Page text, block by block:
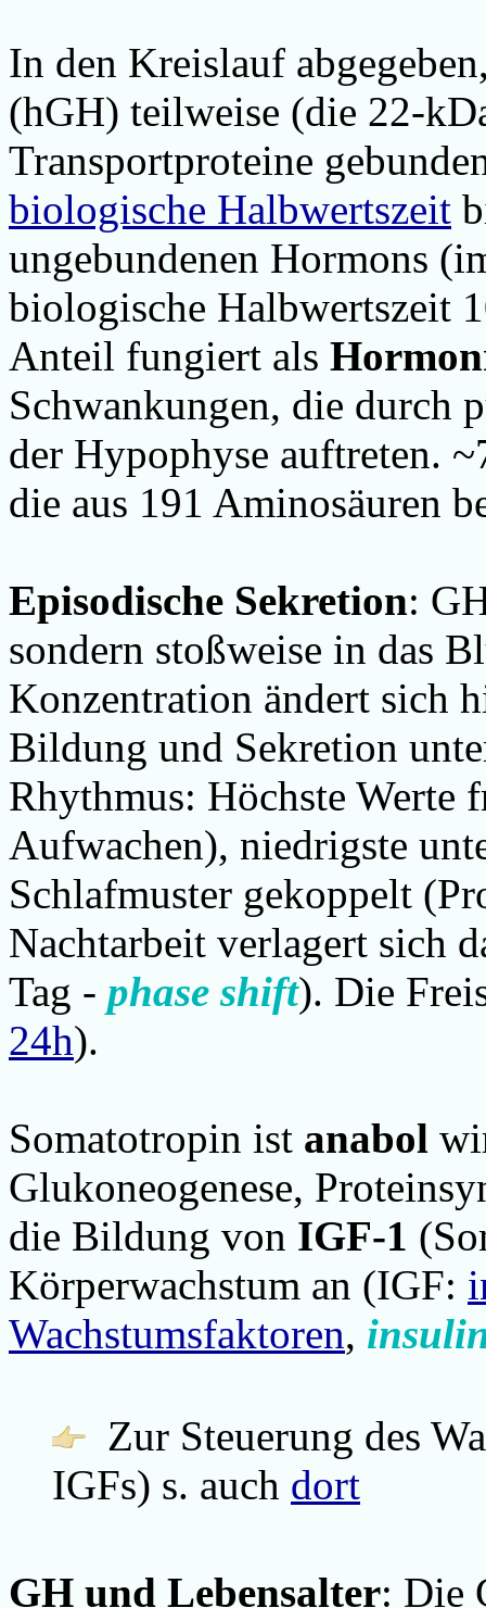
In den Kreislauf
(hGH) teilweise (die 22-
Transportproteine
biologische Halbwertszeit
ungebundenen Hormons
biologische Halbwertszeit
Anteil fungiert als
Schwankungen, die durch
der Hypophyse auftreten.
die aus 191 Aminosäuren
Episodische Sekretion:
sondern stoßweise in das
Konzentration ändert sich
Bildung und Sekretion
Rhythmus: Höchste Werte
Aufwachen), niedrigste
Schlafmuster gekoppelt
Nachtarbeit verlagert sich
Tag - phase shift). Die
24h).
Somatotropin ist anabol
Glukoneogenese,
die Bildung von IGF-1 (
Körperwachstum an (IGF:
Wachstumsfaktoren,
Zur Steuerung des
IGFs) s. auch dort
GH und Lebensalter: Die